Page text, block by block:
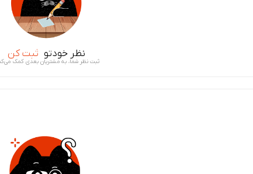
نظر خودتو ثبت کن
ثبت نظر شما، به مشتریان بعدی کمک